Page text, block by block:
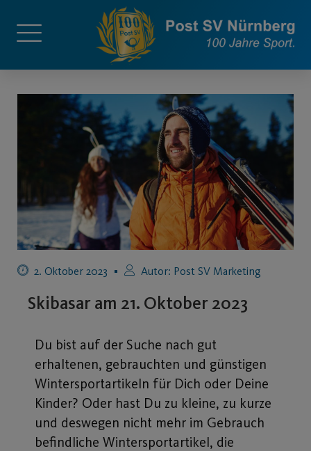
2. Oktober 2023 Autor: Post SV Marketing
Skibasar am 21. Oktober 2023
Du bist auf der Suche nach gut
erhaltenen, gebrauchten und günstigen
Wintersportartikeln für Dich oder Deine
Kinder? Oder hast Du zu kleine, zu kurze
und deswegen nicht mehr im Gebrauch
befindliche Wintersportartikel, die